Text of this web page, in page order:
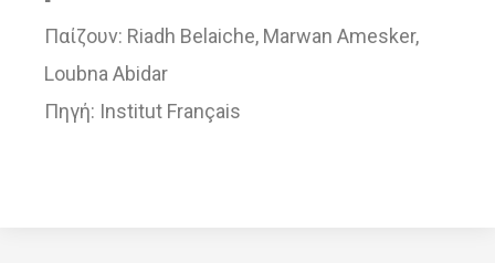
Παίζουν: Riadh Belaiche, Marwan Amesker,
Loubna Abidar
Πηγή: Institut Français